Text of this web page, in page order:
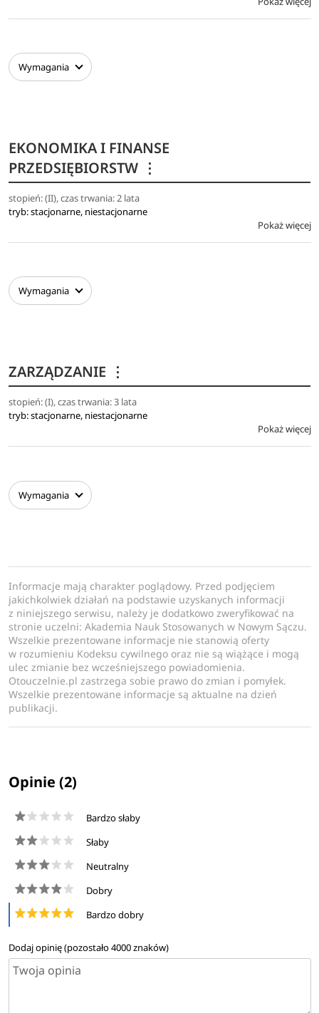
Wymagania
EKONOMIKA I FINANSE
PRZEDSIĘBIORSTW ⋮
stopień: (II), czas trwania: 2 lata
tryb: stacjonarne, niestacjonarne
Pokaż więcej
Wymagania
ZARZĄDZANIE ⋮
stopień: (I), czas trwania: 3 lata
tryb: stacjonarne, niestacjonarne
Pokaż więcej
Wymagania
Informacje mają charakter poglądowy. Przed podjęciem
jakichkolwiek działań na podstawie uzyskanych informacji
z niniejszego serwisu, należy je dodatkowo zweryfikować na
stronie uczelni: Akademia Nauk Stosowanych w Nowym Sączu.
Wszelkie prezentowane informacje nie stanowią oferty
w rozumieniu Kodeksu cywilnego oraz nie są wiążące i mogą
ulec zmianie bez wcześniejszego powiadomienia.
Otouczelnie.pl zastrzega sobie prawo do zmian i pomyłek.
Wszelkie prezentowane informacje są aktualne na dzień
publikacji.
Opinie (2)
Bardzo słaby
Słaby
Neutralny
Dobry
Bardzo dobry
Dodaj opinię (pozostało4000znaków)